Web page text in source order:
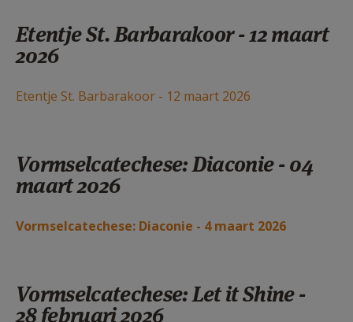
Etentje St. Barbarakoor - 12 maart
2026
Etentje St. Barbarakoor - 12 maart 2026
Vormselcatechese: Diaconie - 04
maart 2026
Vormselcatechese: Diaconie - 4 maart 2026
Vormselcatechese: Let it Shine -
28 februari 2026